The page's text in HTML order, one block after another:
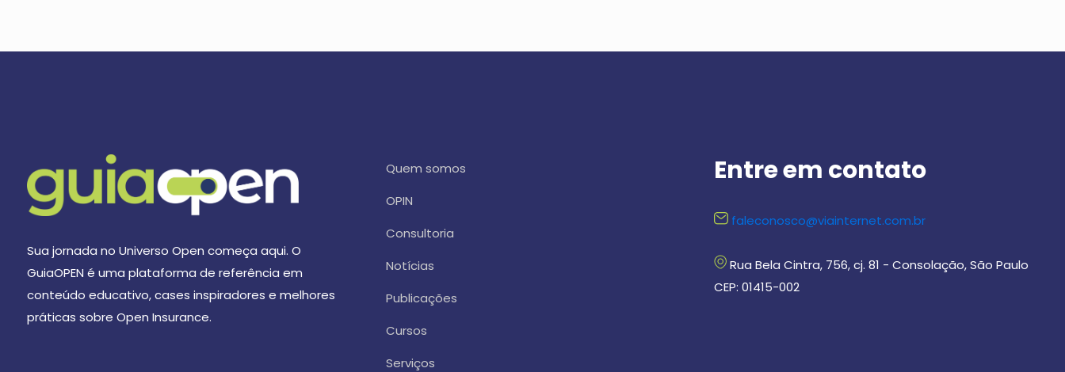
Sua jornada no Universo Open começa aqui. O
GuiaOPEN é uma plataforma de referência em
conteúdo educativo, cases inspiradores e melhores
práticas sobre Open Insurance.
Quem somos
OPIN
Consultoria
Notícias
Publicações
Cursos
Serviços
Entre em contato
faleconosco@viainternet.com.br
Rua Bela Cintra, 756, cj. 81 - Consolação, São Paulo
CEP: 01415-002